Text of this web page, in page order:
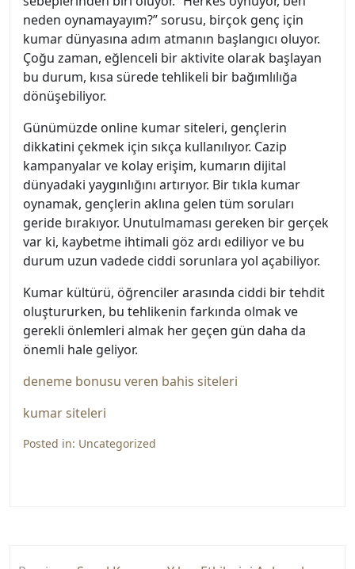
neden oynamayayım?” sorusu, birçok genç için
kumar dünyasına adım atmanın başlangıcı oluyor.
Çoğu zaman, eğlenceli bir aktivite olarak başlayan
bu durum, kısa sürede tehlikeli bir bağımlılığa
dönüşebiliyor.
Günümüzde online kumar siteleri, gençlerin
dikkatini çekmek için sıkça kullanılıyor. Cazip
kampanyalar ve kolay erişim, kumarın dijital
dünyadaki yaygınlığını artırıyor. Bir tıkla kumar
oynamak, gençlerin aklına gelen tüm soruları
geride bırakıyor. Unutulmaması gereken bir gerçek
var ki, kaybetme ihtimali göz ardı ediliyor ve bu
durum uzun vadede ciddi sorunlara yol açabiliyor.
Kumar kültürü, öğrenciler arasında ciddi bir tehdit
oluştururken, bu tehlikenin farkında olmak ve
gerekli önlemleri almak her geçen gün daha da
önemli hale geliyor.
deneme bonusu veren bahis siteleri
kumar siteleri
Posted in: Uncategorized